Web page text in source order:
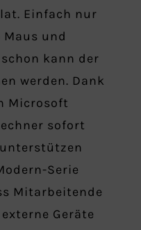
Einfach nur
und
kann der
werden. Dank
Microsoft
sofort
Serie
Mitarbeitende
Geräte